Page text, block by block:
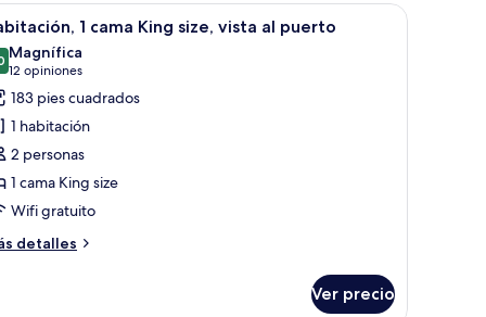
ventanales.
cama grande, un televisor montado en la pared, una ventana con
Habitación de hotel con una cama grande,
7 1 cama King size, vista al puerto
de 10
Magnífica
12 opiniones
(12
opiniones)
183 pies cuadrados
1 habitación
2 personas
1 cama King size
Wifi gratuito
detalles
Ver precio